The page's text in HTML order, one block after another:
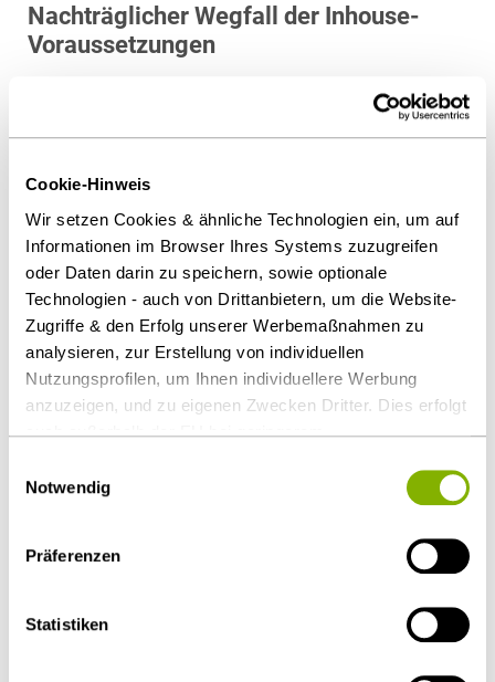
Cookie-Hinweis
Wir setzen Cookies & ähnliche Technologien ein, um auf
Informationen im Browser Ihres Systems zuzugreifen
oder Daten darin zu speichern, sowie optionale
Technologien - auch von Drittanbietern, um die Website-
Zugriffe & den Erfolg unserer Werbemaßnahmen zu
analysieren, zur Erstellung von individuellen
Nutzungsprofilen, um Ihnen individuellere Werbung
anzuzeigen, und zu eigenen Zwecken Dritter. Dies erfolgt
auch außerhalb der EU bei geringerem
Regelungen das Risiko des staatlichen Zugriffs &
auszuschließen ist. Sie können Ihre Einwilligung jederzeit
über dieCookie-Einstellungen
widerrufen oder ändern.
Notwendig
Präferenzen
Statistiken
Nachträglicher Wegfall der Inhouse-
Voraussetzungen
Die Inhouse-Voraussetzungen liegen nach
vor. Denn weder der Auftraggeber noch die übrigen
Gemeinden sind an der neuen Gesellschaft beteiligt.
Sie können sie nicht mehr kontrollieren und die
strategischen Ziele und wesentlichen Entscheidung
der Einrichtung nicht mehr beeinflussen.
Download Volltext
Diesen Artikel teilen